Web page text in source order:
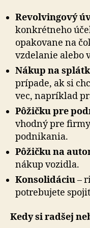
Revolvingový
konkrétneho
opakovane na
vzdelanie alebo
Nákup na
prípade, ak si
vec, napríklad
Pôžičku pre
vhodný pre
podnikania.
Pôžičku na
nákup vozidla.
Konsolidáciu–
potrebujete
Kedy si radšej